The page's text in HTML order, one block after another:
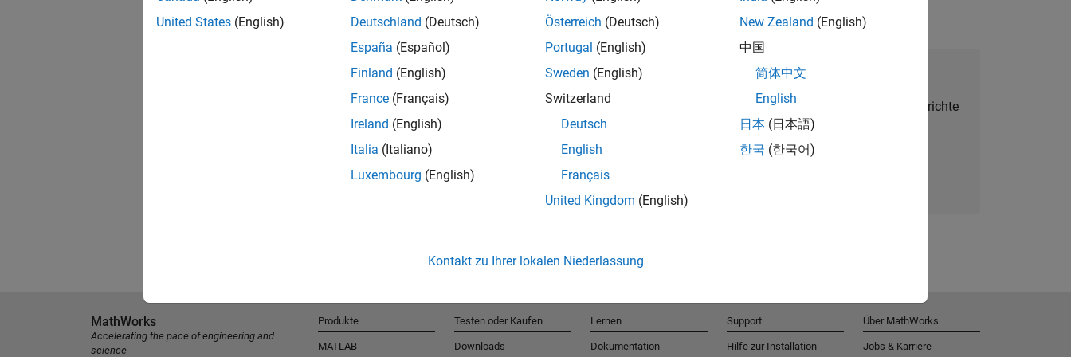
Talent Network beitreten
Erhalten Sie personalisierte Stellenangebote, Berichte
und Unternehmensneuigkeiten.
United States (English)
Deutschland (Deutsch)
España (Español)
Finland (English)
France (Français)
Ireland (English)
Italia (Italiano)
Luxembourg (English)
Österreich (Deutsch)
Portugal (English)
Sweden (English)
Switzerland
Deutsch
English
Français
United Kingdom (English)
New Zealand (English)
中国
简体中文
English
日本 (日本語)
한국 (한국어)
Kontakt zu Ihrer lokalen Niederlassung
MathWorks
Accelerating the pace of engineering and
science
Produkte
MATLAB
Testen oder Kaufen
Downloads
Lernen
Dokumentation
Support
Hilfe zur Installation
Über MathWorks
Jobs & Karriere